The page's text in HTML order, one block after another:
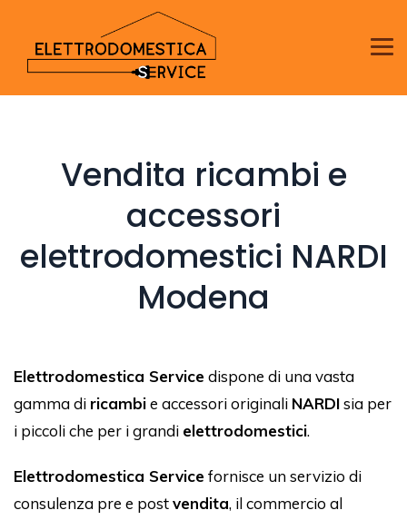
Vendita ricambi e
accessori
elettrodomestici NARDI
Modena
Elettrodomestica Servicedispone di una vasta
gamma di ricambie accessori originali NARDIsia per
i piccoli che per i grandi elettrodomestici.
Elettrodomestica Servicefornisce un servizio di
consulenza pre e postvendita, il commercio al